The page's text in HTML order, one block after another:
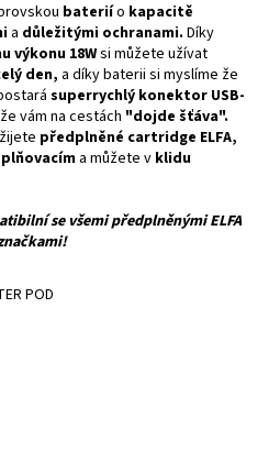
bateriío kapacitě
a důležitými ochranami. Díky
výkonu 18Wsi můžete užívat
den, a díky baterii si myslíme že
superrychlý konektor USB-
že vám na cestách "dojde šťáva".
předplněné cartridge ELFA,
a můžete v klidu
se všemi předplněnými ELFA
POD